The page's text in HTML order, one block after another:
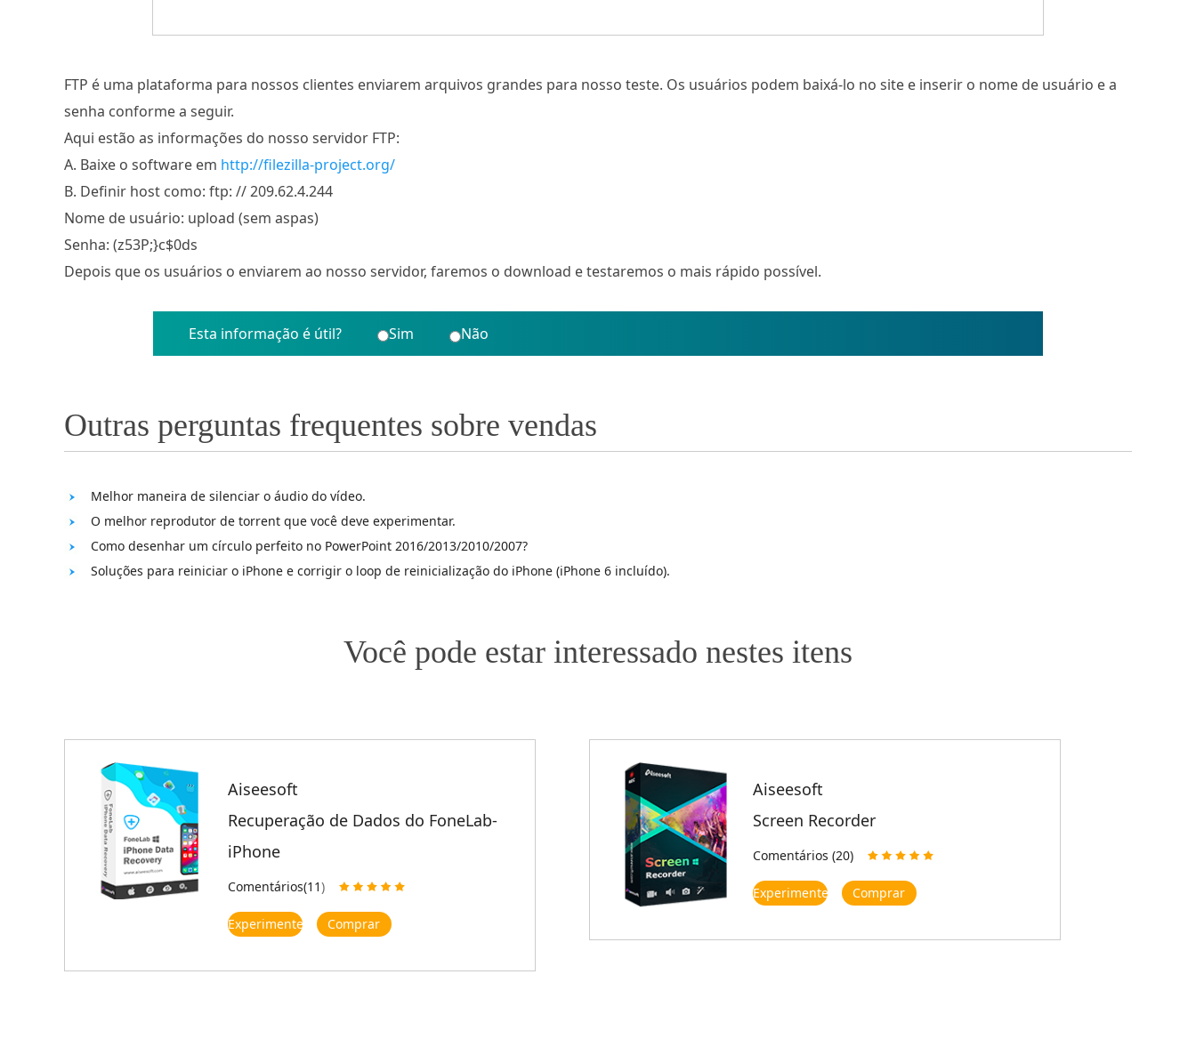
FTP é uma plataforma para nossos clientes enviarem arquivos grandes para nosso teste. Os usuários podem baixá-lo no site e inserir o nome de usuário e a
senha conforme a seguir.
Aqui estão as informações do nosso servidor FTP:
A. Baixe o software em http://filezilla-project.org/
B. Definir host como: ftp: // 209.62.4.244
Nome de usuário: upload (sem aspas)
Senha: (z53P;}c$0ds
Depois que os usuários o enviarem ao nosso servidor, faremos o download e testaremos o mais rápido possível.
Esta informação é útil? Sim Não
Outras perguntas frequentes sobre vendas
Melhor maneira de silenciar o áudio do vídeo.
O melhor reprodutor de torrent que você deve experimentar.
Como desenhar um círculo perfeito no PowerPoint 2016/2013/2010/2007?
Soluções para reiniciar o iPhone e corrigir o loop de reinicialização do iPhone (iPhone 6 incluído).
Você pode estar interessado nestes itens
Aiseesoft
Recuperação de Dados do FoneLab-
iPhone
Comentários(11)
Experimente Comprar
Aiseesoft
Screen Recorder
Comentários (20)
Experimente Comprar